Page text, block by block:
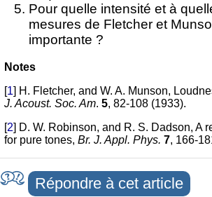
Pour quelle intensité et à
mesures de Fletcher et
importante ?
Notes
[1] H. Fletcher, and W. A. Munson,
J. Acoust. Soc. Am. 5, 82-108 (1933).
[2] D. W. Robinson, and R. S. Dadson, A
for pure tones, Br. J. Appl. Phys. 7, 166-
Répondre à cet article